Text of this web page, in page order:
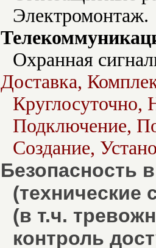
Электромонтаж.
Охранная
Доставка,
Круглосуточно,
Подключение,
Создание,
Безопасность
(технические
(в т.ч.
контроль